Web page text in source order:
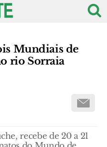
Mundiais de
rio Sorraia
recebe de 20 a 21